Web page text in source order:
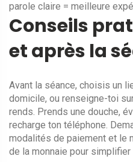
parole claire = meilleure
Conseils
et après la
Avant la séance, choisis un
domicile, ou renseigne-toi
rends. Prends une douche,
recharge ton téléphone.
modalités de paiement et le
de la monnaie pour